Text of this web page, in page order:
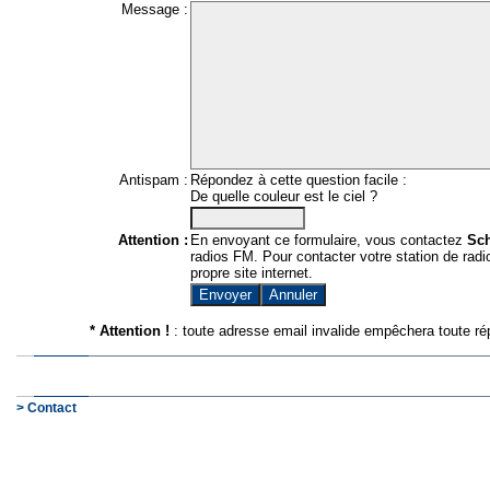
Message :
Antispam : Répondez à cette question facile :
De quelle couleur est le ciel ?
Attention : En envoyant ce formulaire, vous contactez
radios FM. Pour contacter votre station de
propre site internet.
* Attention ! : toute adresse email invalide empêchera toute
> Contact